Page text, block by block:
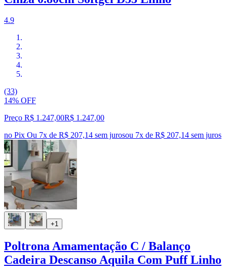
4.9
(33)
14% OFF
Preço R$ 1.247,00R$ 1.247,00
no Pix Ou 7x de R$ 207,14 sem jurosou 7x de R$ 207,14 sem juros
+1
Poltrona Amamentação C / Balanço
Cadeira Descanso Aquila Com Puff Linho